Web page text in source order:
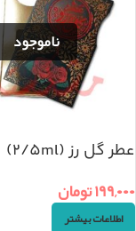
عطر گل رز (2/5ml)
۱۹۹,۰۰۰تومان
اطلاعات بیشتر